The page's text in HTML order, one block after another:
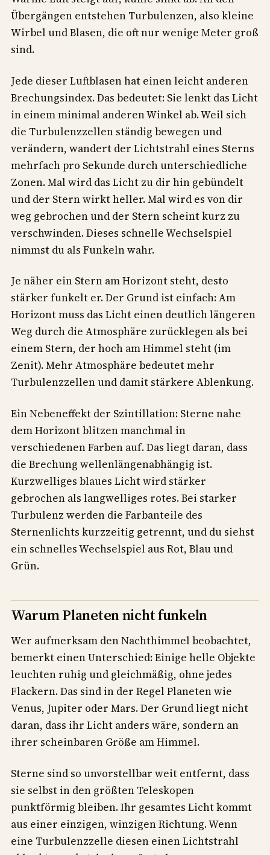
Übergängen entstehen Turbulenzen, also kleine
Wirbel und Blasen, die oft nur wenige Meter groß
sind.
Jede dieser Luftblasen hat einen leicht anderen
Brechungsindex. Das bedeutet: Sie lenkt das Licht
in einem minimal anderen Winkel ab. Weil sich
die Turbulenzzellen ständig bewegen und
verändern, wandert der Lichtstrahl eines Sterns
mehrfach pro Sekunde durch unterschiedliche
Zonen. Mal wird das Licht zu dir hin gebündelt
und der Stern wirkt heller. Mal wird es von dir
weg gebrochen und der Stern scheint kurz zu
verschwinden. Dieses schnelle Wechselspiel
nimmst du als Funkeln wahr.
Je näher ein Stern am Horizont steht, desto
stärker funkelt er. Der Grund ist einfach: Am
Horizont muss das Licht einen deutlich längeren
Weg durch die Atmosphäre zurücklegen als bei
einem Stern, der hoch am Himmel steht (im
Zenit). Mehr Atmosphäre bedeutet mehr
Turbulenzzellen und damit stärkere Ablenkung.
Ein Nebeneffekt der Szintillation: Sterne nahe
dem Horizont blitzen manchmal in
verschiedenen Farben auf. Das liegt daran, dass
die Brechung wellenlängenabhängig ist.
Kurzwelliges blaues Licht wird stärker
gebrochen als langwelliges rotes. Bei starker
Turbulenz werden die Farbanteile des
Sternenlichts kurzzeitig getrennt, und du siehst
ein schnelles Wechselspiel aus Rot, Blau und
Grün.
Warum Planeten nicht funkeln
Wer aufmerksam den Nachthimmel beobachtet,
bemerkt einen Unterschied: Einige helle Objekte
leuchten ruhig und gleichmäßig, ohne jedes
Flackern. Das sind in der Regel Planeten wie
Venus, Jupiter oder Mars. Der Grund liegt nicht
daran, dass ihr Licht anders wäre, sondern an
ihrer scheinbaren Größe am Himmel.
Sterne sind so unvorstellbar weit entfernt, dass
sie selbst in den größten Teleskopen
punktförmig bleiben. Ihr gesamtes Licht kommt
aus einer einzigen, winzigen Richtung. Wenn
eine Turbulenzzelle diesen einen Lichtstrahl